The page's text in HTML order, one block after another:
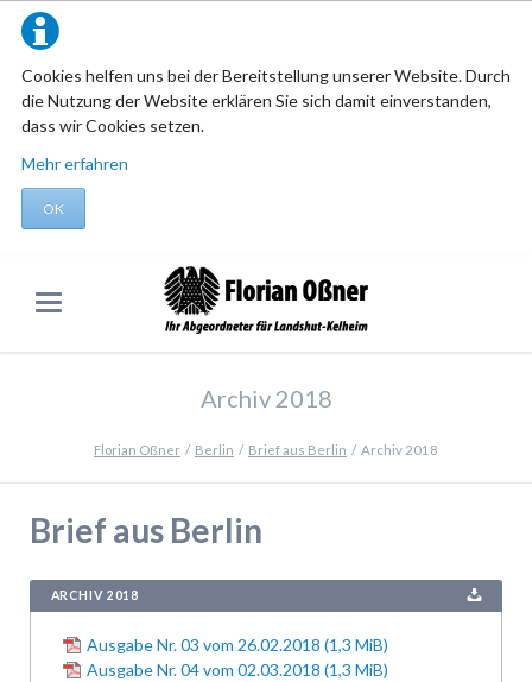
Cookies helfen uns bei der Bereitstellung unserer Website. Durch
die Nutzung der Website erklären Sie sich damit einverstanden,
dass wir Cookies setzen.
Mehr erfahren
OK
Archiv 2018
Florian Oßner Berlin Brief aus Berlin Archiv 2018
Brief aus Berlin
ARCHIV 2018
Ausgabe Nr. 03 vom 26.02.2018(1,3 MiB)
Ausgabe Nr. 04 vom 02.03.2018(1,3 MiB)